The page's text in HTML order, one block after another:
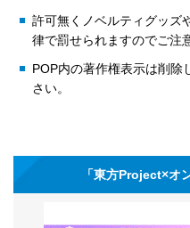
許可無くノベルティグッズ
律で罰せられますのでご注
POP内の著作権表示は削除
さい。
「東方Project×オ